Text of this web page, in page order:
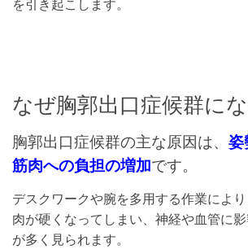
を引き起こします。
なぜ胸郭出口症候群に
胸郭出口症候群の主な原因は、 姿
筋肉への負担の増加です。
デスクワークや腕を多用する作業によ
肉が硬くなってしまい、神経や血管に
が多く見られます。